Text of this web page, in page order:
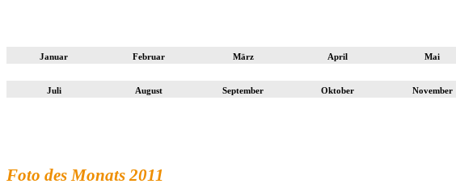
Januar Februar März April Mai
Juli August September Oktober November
Foto des Monats 2011